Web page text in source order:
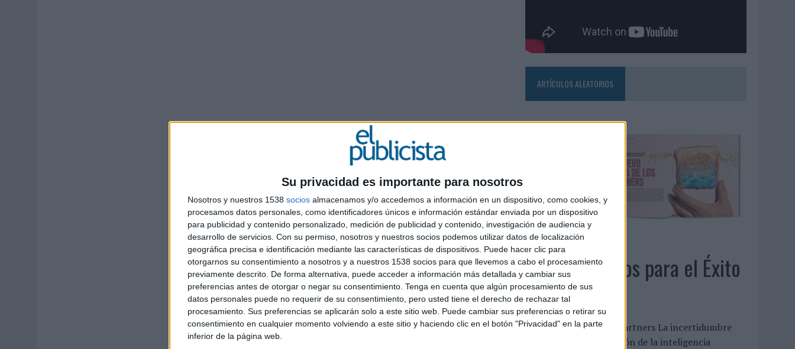
Su privacidad es importante para nosotros
Nosotros y nuestros 1538 socios almacenamos y/o accedemos a información en un dispositivo, como cookies, y
procesamos datos personales, como identificadores únicos e información estándar enviada por un dispositivo
para publicidad y contenido personalizado, medición de publicidad y contenido, investigación de audiencia y
desarrollo de servicios. Con su permiso, nosotros y nuestros socios podemos utilizar datos de localización
geográfica precisa e identificación mediante las características de dispositivos. Puede hacer clic para
otorgarnos su consentimiento a nosotros y a nuestros 1538 socios para que llevemos a cabo el procesamiento
previamente descrito. De forma alternativa, puede acceder a información más detallada y cambiar sus
preferencias antes de otorgar o negar su consentimiento. Tenga en cuenta que algún procesamiento de sus
datos personales puede no requerir de su consentimiento, pero usted tiene el derecho de rechazar tal
procesamiento. Sus preferencias se aplicarán solo a este sitio web. Puede cambiar sus preferencias o retirar su
consentimiento en cualquier momento volviendo a este sitio y haciendo clic en el botón "Privacidad" en la parte
inferior de la página web.
ARTÍCULOS ALEATORIOS
04/08/2026
Anuario Socios para el Éxito
2026
El nuevo mapa de los partners La incertidumbre
económica, la aceleración de la inteligencia